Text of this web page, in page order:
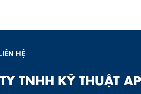
HỆ
TNHH KỸ THUẬT